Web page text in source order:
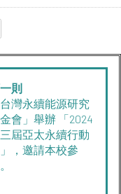
則
台灣永續能源研究
會」舉辦 「2024
屆亞太永續行動
，邀請本校參